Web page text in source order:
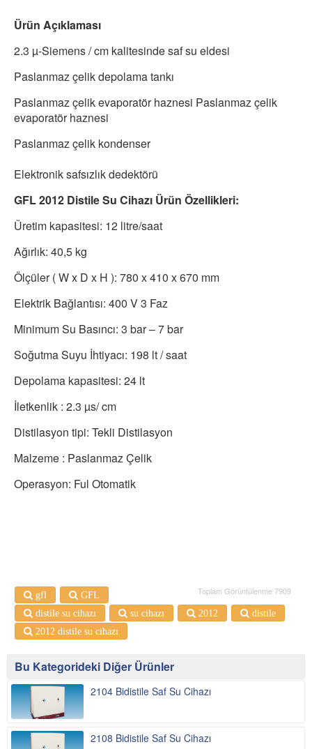
Ürün Açıklaması
2.3 µ-Siemens / cm kalitesinde saf su eldesi
Paslanmaz çelik depolama tankı
Paslanmaz çelik evaporatör haznesi Paslanmaz çelik
evaporatör haznesi
Paslanmaz çelik kondenser
Elektronik safsızlık dedektörü
GFL 2012 Distile Su Cihazı Ürün Özellikleri:
Üretim kapasitesi: 12 litre/saat
Ağırlık: 40,5 kg
Ölçüler ( W x D x H ): 780 x 410 x 670 mm
Elektrik Bağlantısı: 400 V 3 Faz
Minimum Su Basıncı: 3 bar – 7 bar
Soğutma Suyu İhtiyacı: 198 lt / saat
Depolama kapasitesi: 24 lt
İletkenlik : 2.3 µs/ cm
Distilasyon tipi: Tekli Distilasyon
Malzeme : Paslanmaz Çelik
Operasyon: Ful Otomatik
Toplam Görüntülenme 7909
gfl
GFL
distile su cihazı
su cihazı 2012
distile
2012 distile su cihazı
Bu Kategorideki Diğer Ürünler
2104 Bidistile Saf Su Cihazı
2108 Bidistile Saf Su Cihazı